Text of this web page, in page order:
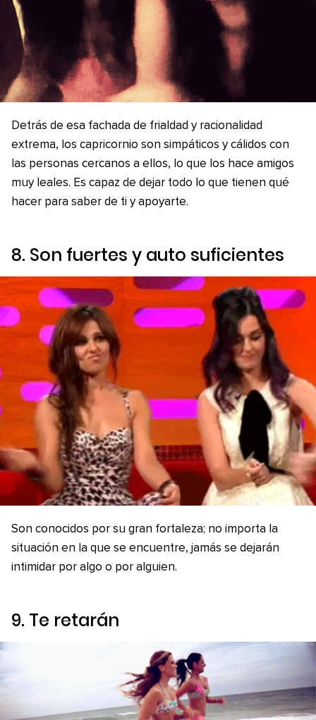
Detrás de esa fachada de frialdad y racionalidad
extrema, los capricornio son simpáticos y cálidos con
las personas cercanos a ellos, lo que los hace amigos
muy leales. Es capaz de dejar todo lo que tienen qué
hacer para saber de ti y apoyarte.
8. Son fuertes y auto suficientes
Son conocidos por su gran fortaleza; no importa la
situación en la que se encuentre, jamás se dejarán
intimidar por algo o por alguien.
9. Te retarán